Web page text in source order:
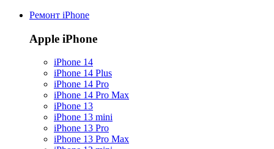
Ремонт iPhone
Apple iPhone
iPhone 14
iPhone 14 Plus
iPhone 14 Pro
iPhone 14 Pro Max
iPhone 13
iPhone 13 mini
iPhone 13 Pro
iPhone 13 Pro Max